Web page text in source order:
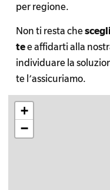
per regione.
Non ti resta che
tee affidarti alla
individuare la
te l’assicuriamo.
+
−